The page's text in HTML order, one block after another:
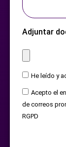
Adjuntar
He leído y
Acepto el
de correos
RGPD